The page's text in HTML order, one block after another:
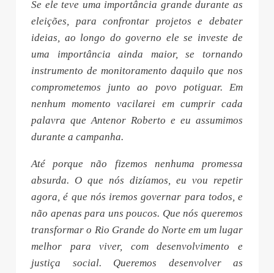
Se ele teve uma importância grande durante as
eleições, para confrontar projetos e debater
ideias, ao longo do governo ele se investe de
uma importância ainda maior, se tornando
instrumento de monitoramento daquilo que nos
comprometemos junto ao povo potiguar. Em
nenhum momento vacilarei em cumprir cada
palavra que Antenor Roberto e eu assumimos
durante a campanha.
Até porque não fizemos nenhuma promessa
absurda. O que nós dizíamos, eu vou repetir
agora, é que nós iremos governar para todos, e
não apenas para uns poucos. Que nós queremos
transformar o Rio Grande do Norte em um lugar
melhor para viver, com desenvolvimento e
justiça social. Queremos desenvolver as